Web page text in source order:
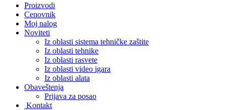
Proizvodi
Cenovnik
Moj nalog
Noviteti
Iz oblasti sistema tehničke zaštite
Iz oblasti tehnike
Iz oblasti rasvete
Iz oblasti video igara
Iz oblasti alata
Obaveštenja
Prijava za posao
Kontakt